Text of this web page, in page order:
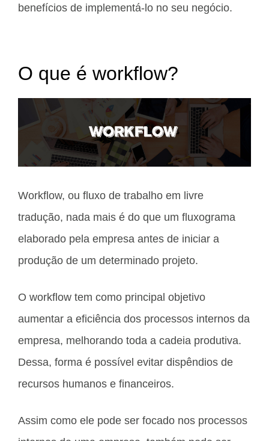
benefícios de implementá-lo no seu negócio.
O que é workflow?
Workflow, ou fluxo de trabalho em livre
tradução, nada mais é do que um fluxograma
elaborado pela empresa antes de iniciar a
produção de um determinado projeto.
O workflow tem como principal objetivo
aumentar a eficiência dos processos internos da
empresa, melhorando toda a cadeia produtiva.
Dessa, forma é possível evitar dispêndios de
recursos humanos e financeiros.
Assim como ele pode ser focado nos processos